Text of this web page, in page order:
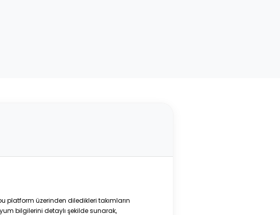
platform üzerinden diledikleri takımların
bilgilerini detaylı şekilde sunarak,